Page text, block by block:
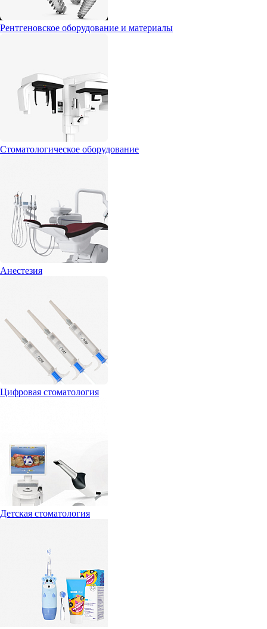
Рентгеновское оборудование и материалы
Стоматологическое оборудование
Анестезия
Цифровая стоматология
Детская стоматология